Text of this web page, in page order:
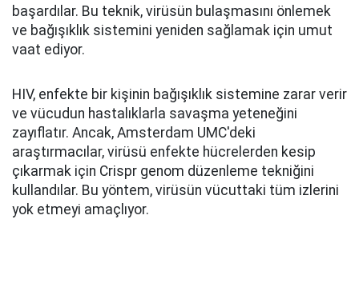
başardılar. Bu teknik, virüsün bulaşmasını önlemek
ve bağışıklık sistemini yeniden sağlamak için umut
vaat ediyor.
HIV, enfekte bir kişinin bağışıklık sistemine zarar verir
ve vücudun hastalıklarla savaşma yeteneğini
zayıflatır. Ancak, Amsterdam UMC'deki
araştırmacılar, virüsü enfekte hücrelerden kesip
çıkarmak için Crispr genom düzenleme tekniğini
kullandılar. Bu yöntem, virüsün vücuttaki tüm izlerini
yok etmeyi amaçlıyor.